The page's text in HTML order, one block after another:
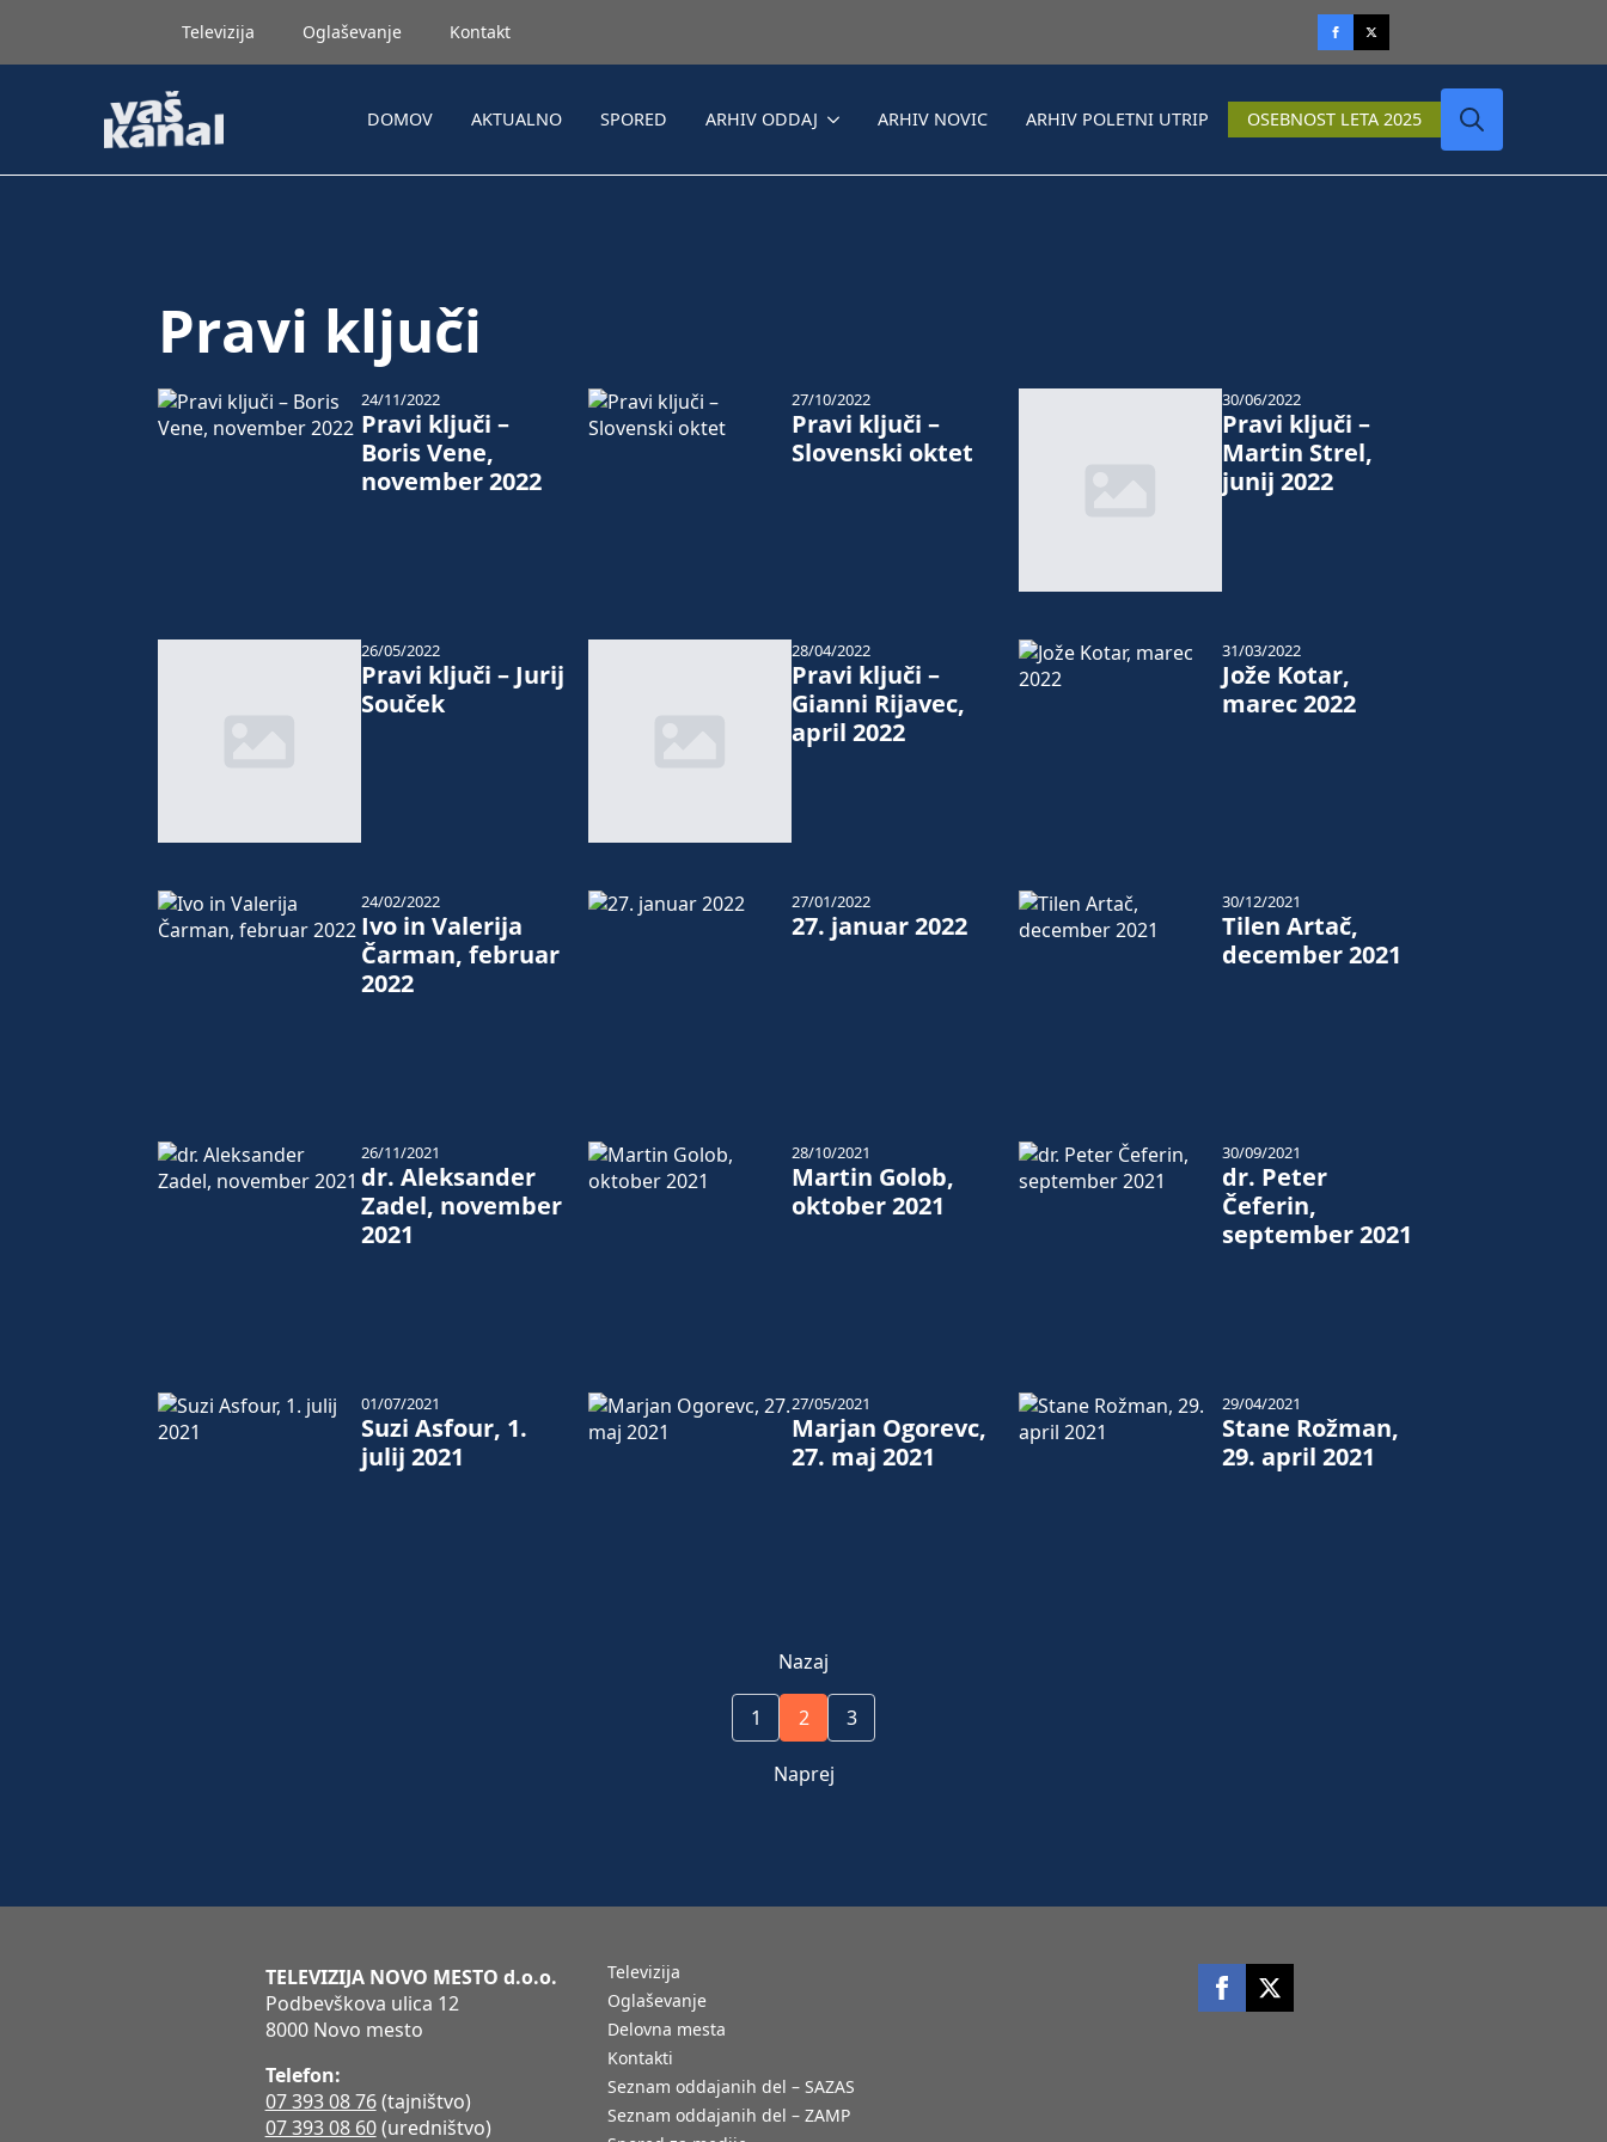
Televizija Oglaševanje Kontakt
DOMOV AKTUALNO SPORED ARHIV ODDAJ ARHIV NOVIC ARHIV POLETNI UTRIP OSEBNOST LETA 2025
Pravi ključi
Pravi ključi –
Boris Vene,
november 2022
24/11/2022
Pravi ključi –
Slovenski oktet
27/10/2022
Pravi ključi –
Martin Strel,
junij 2022
30/06/2022
Pravi ključi – Jurij
Souček
26/05/2022
Pravi ključi –
Gianni Rijavec,
april 2022
28/04/2022
Jože Kotar,
marec 2022
31/03/2022
Ivo in Valerija
Čarman, februar
2022
24/02/2022
27. januar 2022
27/01/2022
Tilen Artač,
december 2021
30/12/2021
dr. Aleksander
Zadel, november
2021
26/11/2021
Martin Golob,
oktober 2021
28/10/2021
dr. Peter
Čeferin,
september 2021
30/09/2021
Suzi Asfour, 1.
julij 2021
01/07/2021
Marjan Ogorevc,
27. maj 2021
27/05/2021
Stane Rožman,
29. april 2021
29/04/2021
Nazaj
1 2 3
Naprej
TELEVIZIJA NOVO MESTO d.o.o.
Podbevškova ulica 12
8000 Novo mesto
Telefon:
07 393 08 76(tajništvo)
07 393 08 60(uredništvo)
Televizija
Oglaševanje
Delovna mesta
Kontakti
Seznam oddajanih del – SAZAS
Seznam oddajanih del – ZAMP